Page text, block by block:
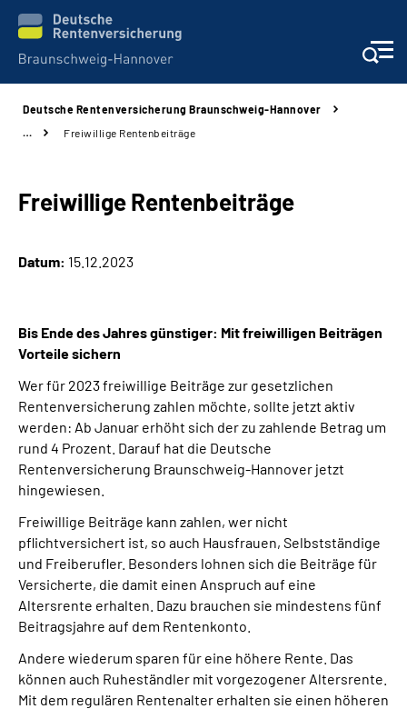
Unsere Kliniken
Karriere
Online-Services
Inhalte in Gebärdensprache (DGS)
Leichte Sprache
Suche
Deutsche Rentenversicherung Braunschweig-Hannover
…
Freiwillige Rentenbeiträge
Freiwillige Rentenbeiträge
Datum: 15.12.2023
Bis Ende des Jahres günstiger: Mit freiwilligen Beiträgen
Vorteile sichern
Wer für 2023 freiwillige Beiträge zur gesetzlichen
Rentenversicherung zahlen möchte, sollte jetzt aktiv
werden: Ab Januar erhöht sich der zu zahlende Betrag um
rund 4 Prozent. Darauf hat die Deutsche
Rentenversicherung Braunschweig-Hannover jetzt
hingewiesen.
Freiwillige Beiträge kann zahlen, wer nicht
pflichtversichert ist, so auch Hausfrauen, Selbstständige
und Freiberufler. Besonders lohnen sich die Beiträge für
Versicherte, die damit einen Anspruch auf eine
Altersrente erhalten. Dazu brauchen sie mindestens fünf
Beitragsjahre auf dem Rentenkonto.
Andere wiederum sparen für eine höhere Rente. Das
können auch Ruheständler mit vorgezogener Altersrente.
Mit dem regulären Rentenalter erhalten sie einen höheren